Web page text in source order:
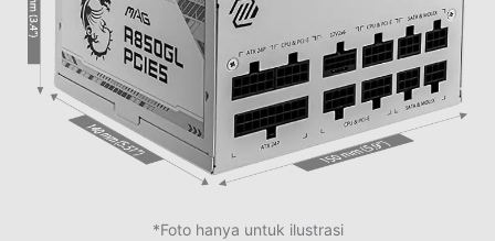
*Foto hanya untuk ilustrasi